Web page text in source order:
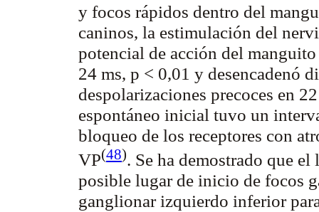
y focos rápidos dentro del
caninos, la estimulación del
potencial de acción del
24 ms, p < 0,01 y desencadenó
despolarizaciones precoces en
espontáneo inicial tuvo un
bloqueo de los receptores con
VP(48). Se ha demostrado que
posible lugar de inicio de focos
ganglionar izquierdo inferior